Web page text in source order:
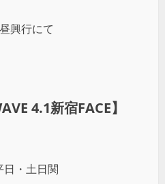
興行にて
4.1新宿FACE】
」
日・土日関